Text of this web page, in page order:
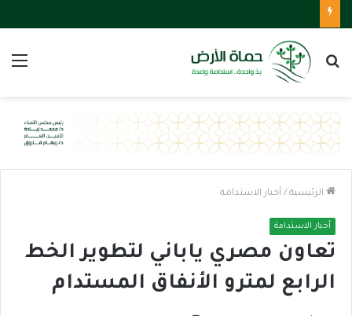
بحث
الرئيسية / أخبار الاستدامة
أخبار الاستدامة
تعاون مصري ياباني لتطوير الخط
الرابع لمترو الأنفاق المستدام